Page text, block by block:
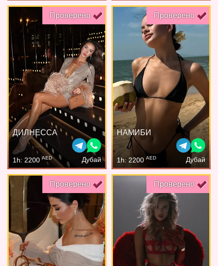
Проверено
ДИЛНЕССА
1h: 2200AED Дубай
Проверено
НАМИБИ
1h: 2200 AED Дубай
Проверено Проверено